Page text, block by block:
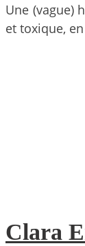
Une (vague)
et toxique,
Clara